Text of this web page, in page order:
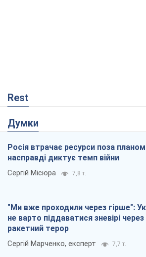
Rest
Думки
Росія втрачає ресурси поза
насправді диктує темп війни
Сергій Місюра 7,8 т.
"Ми вже проходили через гірше":
не варто піддаватися зневірі через
ракетний терор
Сергій Марченко, експерт 7,7 т.